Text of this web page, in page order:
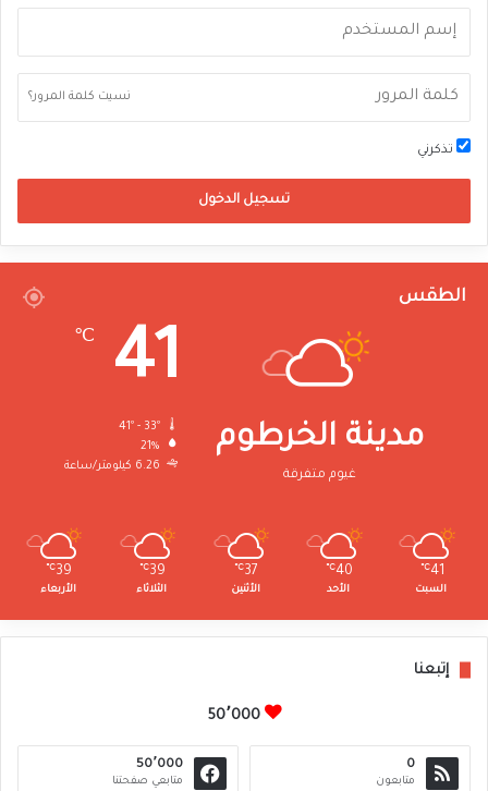
نسيت كلمة المرور؟
تذكرني
تسجيل الدخول
الطقس
مدينة الخرطوم
غيوم متفرقة
41
℃
21%
6.26 كيلومتر/ساعة
41
℃
السبت
40
℃
الأحد
37
℃
الأثنين
39
℃
الثلاثاء
39
℃
الأربعاء
إتبعنا
50٬000
0
متابعون
50٬000
متابعي صفحتنا